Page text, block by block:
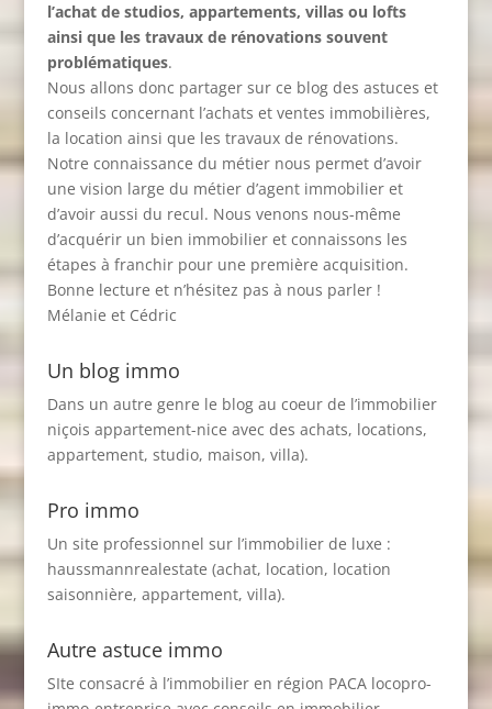
l’achat de studios, appartements, villas ou lofts
ainsi que les travaux de rénovations souvent
problématiques.
Nous allons donc partager sur ce blog des astuces et
conseils concernant l’achats et ventes immobilières,
la location ainsi que les travaux de rénovations.
Notre connaissance du métier nous permet d’avoir
une vision large du métier d’agent immobilier et
d’avoir aussi du recul. Nous venons nous-même
d’acquérir un bien immobilier et connaissons les
étapes à franchir pour une première acquisition.
Bonne lecture et n’hésitez pas à nous parler !
Mélanie et Cédric
Un blog immo
Dans un autre genre le blog au coeur de l’immobilier
niçois appartement-nice avec des achats, locations,
appartement, studio, maison, villa).
Pro immo
Un site professionnel sur l’immobilier de luxe :
haussmannrealestate (achat, location, location
saisonnière, appartement, villa).
Autre astuce immo
SIte consacré à l’immobilier en région PACA locopro-